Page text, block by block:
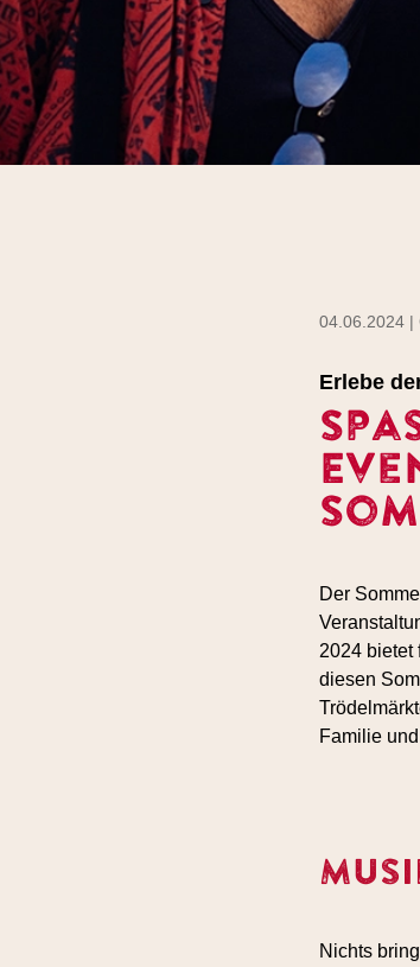
04.06.2024 |
Erlebe
Der
2024 bietet
diesen
Familie
Nichts